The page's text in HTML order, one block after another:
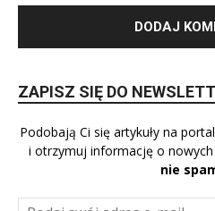
ZAPISZ SIĘ DO
Podobają Ci się artykuły na
i otrzymuj informację o nowych
nie